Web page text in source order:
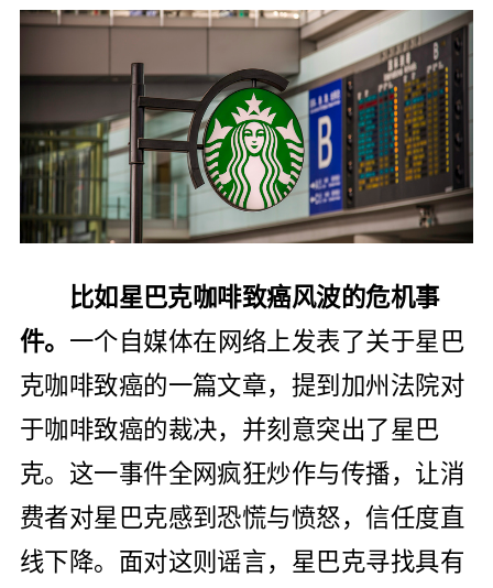
比如星巴克咖啡致癌风波的危机事
件。 一个自媒体在网络上发表了关于星巴
克咖啡致癌的一篇文章，提到加州法院对
于咖啡致癌的裁决，并刻意突出了星巴
克。这一事件全网疯狂炒作与传播，让消
费者对星巴克感到恐慌与愤怒，信任度直
线下降。面对这则谣言，星巴克寻找具有